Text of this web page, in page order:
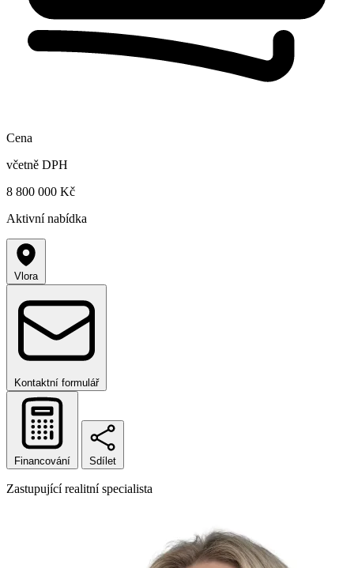
Cena
včetně DPH
8 800 000 Kč
Aktivní nabídka
Vlora
Kontaktní formulář
Financování Sdílet
Zastupující realitní specialista